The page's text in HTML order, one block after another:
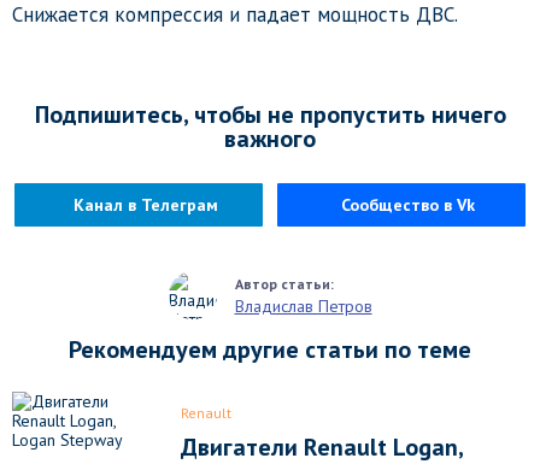
Снижается компрессия и падает мощность ДВС.
Подпишитесь, чтобы не пропустить ничего
важного
Канал в Телеграм Сообщество в Vk
Владислав Петров
Рекомендуем другие статьи по теме
Renault
Двигатели Renault Logan,